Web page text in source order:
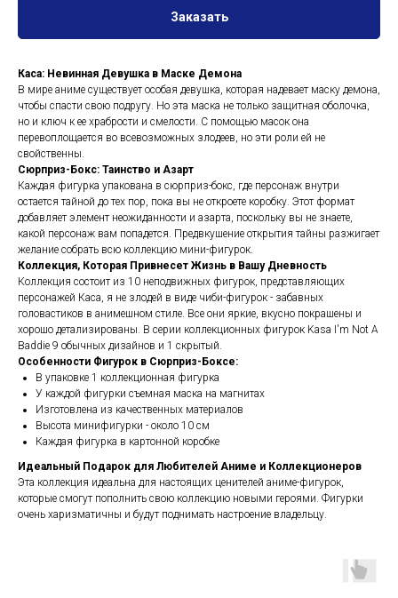
Заказать
Каса: Невинная Девушка в Маске Демона
В мире аниме существует особая девушка, которая надевает маску демона,
чтобы спасти свою подругу. Но эта маска не только защитная оболочка,
но и ключ к ее храбрости и смелости. С помощью масок она
перевоплощается во всевозможных злодеев, но эти роли ей не
свойственны.
Сюрприз-Бокс: Таинство и Азарт
Каждая фигурка упакована в сюрприз-бокс, где персонаж внутри
остается тайной до тех пор, пока вы не откроете коробку. Этот формат
добавляет элемент неожиданности и азарта, поскольку вы не знаете,
какой персонаж вам попадется. Предвкушение открытия тайны разжигает
желание собрать всю коллекцию мини-фигурок.
Коллекция, Которая Привнесет Жизнь в Вашу Дневность
Коллекция состоит из 10 неподвижных фигурок, представляющих
персонажей Каса, я не злодей в виде чиби-фигурок - забавных
головастиков в анимешном стиле. Все они яркие, вкусно покрашены и
хорошо детализированы. В серии коллекционных фигурок Kasa I'm Not A
Baddie 9 обычных дизайнов и 1 скрытый.
Особенности Фигурок в Сюрприз-Боксе:
В упаковке 1 коллекционная фигурка
У каждой фигурки съемная маска на магнитах
Изготовлена из качественных материалов
Высота минифигурки - около 10 см
Каждая фигурка в картонной коробке
Идеальный Подарок для Любителей Аниме и Коллекционеров
Эта коллекция идеальна для настоящих ценителей аниме-фигурок,
которые смогут пополнить свою коллекцию новыми героями. Фигурки
очень харизматичны и будут поднимать настроение владельцу.